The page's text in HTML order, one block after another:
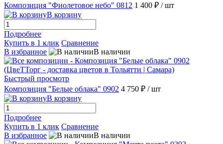
Композиция "Фиолетовое небо" 0812 1 400 ₽ / шт
В корзину
Подробнее
Купить в 1 клик Сравнение
В избранное
В наличии
Быстрый просмотр
Композиция "Белые облака" 0902 4 750 ₽ / шт
В корзину
Подробнее
Купить в 1 клик Сравнение
В избранное
В наличии